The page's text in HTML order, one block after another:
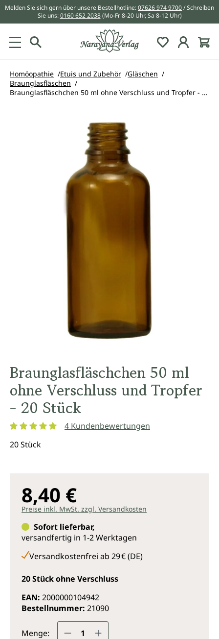
springen
Melden Sie sich gern über unsere Bestellhotline:07626 974 9700/ Schreiben
Sie uns:0160 652 2038 (Mo-Fr 8-20 Uhr, Sa 8-12 Uhr)
Du hast 0
Homöopathie Etuis und Zubehör
Gläschen
Braunglasfläschen
Braunglasfläschchen 50 ml ohne Verschluss und Tropfer - 20 Stück
Braunglasfläschchen 50 ml
ohne Verschluss und Tropfer
- 20 Stück
4 Kundenbewertungen
20 Stück
8,40 €
Preise inkl. MwSt. zzgl. Versandkosten
Sofort lieferbar,
versandfertig in 1-2 Werktagen
Versandkostenfrei ab 29 € (DE)
20 Stück ohne Verschluss
EAN: 2000000104942
Bestellnummer: 21090
Menge: Produkt Anzahl: Gib den